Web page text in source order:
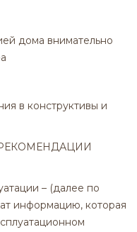
дома внимательно
в конструктивы и
– (далее по
информацию, которая